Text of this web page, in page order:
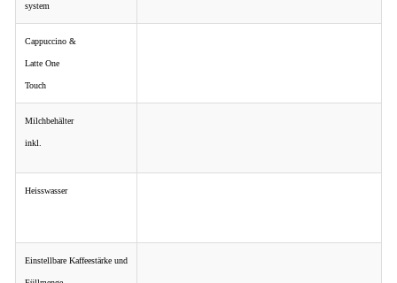
system
Cappuccino &
Latte One
Touch
Milchbehälter
inkl.
Heisswasser
Einstellbare Kaffeestärke und